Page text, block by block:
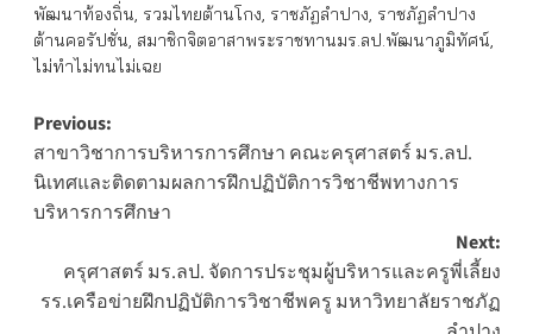
พัฒนาท้องถิ่น, รวมไทยต้านโกง, ราชภัฏลำปาง, ราชภัฏลำปาง
ต้านคอรัปชั่น, สมาชิกจิตอาสาพระราชทานมร.ลป.พัฒนาภูมิทัศน์,
ไม่ทำไม่ทนไม่เฉย
Post
navigation
Previous:
สาขาวิชาการบริหารการศึกษา คณะครุศาสตร์ มร.ลป.
นิเทศและติดตามผลการฝึกปฏิบัติการวิชาชีพทางการ
บริหารการศึกษา
Next:
ครุศาสตร์ มร.ลป. จัดการประชุมผู้บริหารและครูพี่เลี้ยง
รร.เครือข่ายฝึกปฏิบัติการวิชาชีพครู มหาวิทยาลัยราชภัฏ